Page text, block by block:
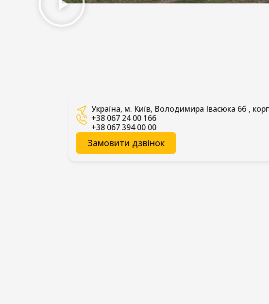
Україна, м. Київ, Володимира Івасюка 6б ,
+38 067 24 00 166
+38 067 394 00 00
Замовити дзвінок